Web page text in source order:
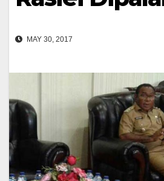
MAY 30, 2017